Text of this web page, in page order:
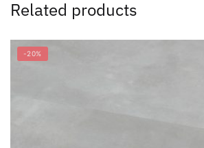
Related products
-20%